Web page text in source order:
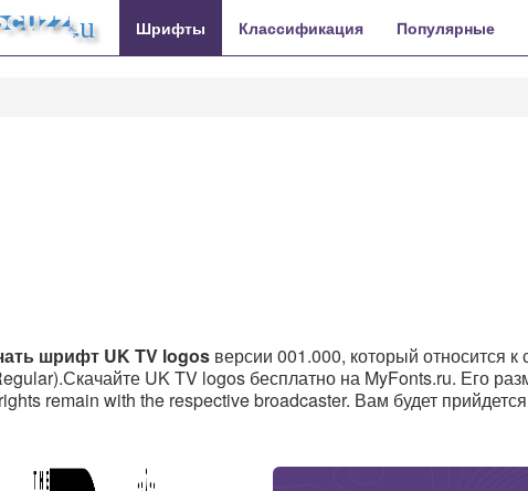
Шрифты Классификация Популярные
шрифт UK TV logos версии 001.000, который относится
UK TV logos бесплатно на MyFonts.ru. Его
remain with the respective broadcaster. Вам будет